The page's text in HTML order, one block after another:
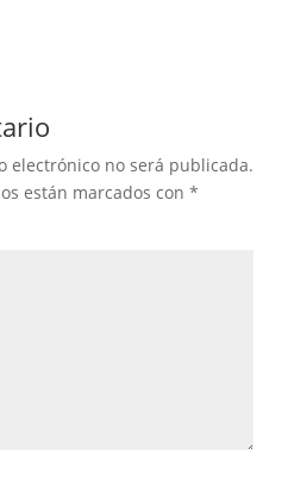
electrónico no será publicada.
están marcados con *